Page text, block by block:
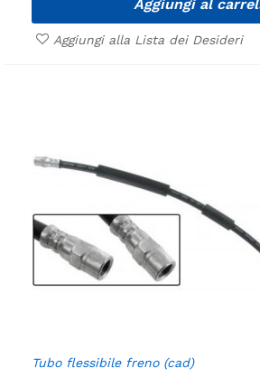
Aggiungi al
Aggiungi alla Lista dei Desideri
Tubo flessibile freno (cad)